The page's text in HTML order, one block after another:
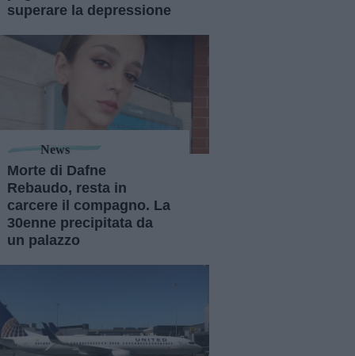
superare la depressione
News
Morte di Dafne
Rebaudo, resta in
carcere il compagno. La
30enne precipitata da
un palazzo